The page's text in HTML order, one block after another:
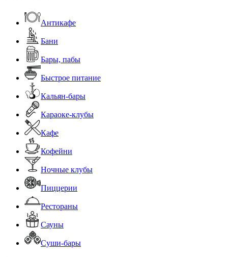
Антикафе
Бани
Бары, пабы
Быстрое питание
Кальян-бары
Караоке-клубы
Кафе
Кофейни
Ночные клубы
Пиццерии
Рестораны
Сауны
Суши-бары